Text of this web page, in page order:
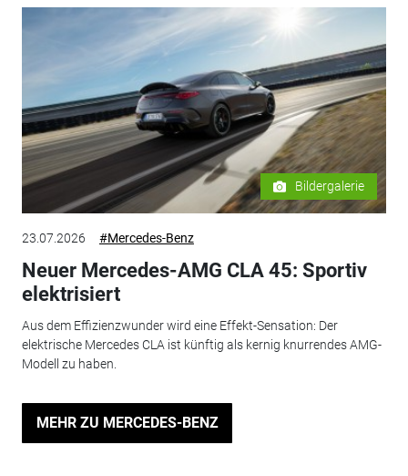
Bildergalerie
23.07.2026 #Mercedes-Benz
Neuer Mercedes-AMG CLA 45: Sportiv
elektrisiert
Aus dem Effizienzwunder wird eine Effekt-Sensation: Der
elektrische Mercedes CLA ist künftig als kernig knurrendes AMG-
Modell zu haben.
MEHR ZU MERCEDES-BENZ